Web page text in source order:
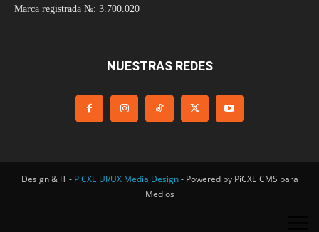
Marca registrada №: 3.700.020
NUESTRAS REDES
Design & IT - PiCXE UI/UX Media Design- Powered by PiCXE CMS para
Medios